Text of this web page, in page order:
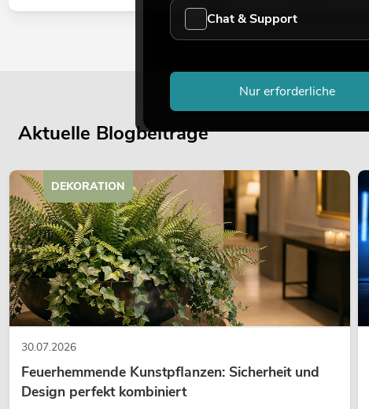
Aktuelle Blogbeiträge
30.07.2026
Feuerhemmende Kunstpflanzen: Sicherheit und
Design perfekt kombiniert
DEKORATION
Chat & Support
Nur erforderliche